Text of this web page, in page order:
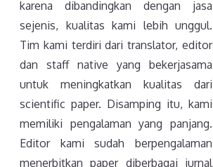
karena dibandingkan dengan jasa
sejenis, kualitas kami lebih unggul.
Tim kami terdiri dari translator, editor
dan staff native yang bekerjasama
untuk meningkatkan kualitas dari
scientific paper. Disamping itu, kami
memiliki pengalaman yang panjang.
Editor kami sudah berpengalaman
menerbitkan paper diberbagai jurnal